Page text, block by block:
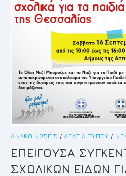
ΑΝΑΚΟΙΝΏΣΕΙΣ /ΔΕΛΤΊΑ ΤΎΠΟΥ /
ΕΠΕΙΓΟΥΣΑ
ΣΧΟΛΙΚΩΝ ΕΙΔΩΝ